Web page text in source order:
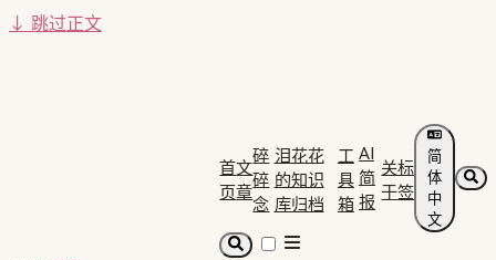
↓ 跳过正文
首
页
文
章
碎
碎
念
泪花花
的知识
库归档
工
具
箱
AI
简
报
关
于
标
签
简
体
中
文